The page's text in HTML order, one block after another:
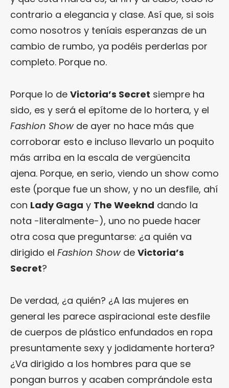
contrario a elegancia y clase. Así que, si sois
como nosotros y teníais esperanzas de un
cambio de rumbo, ya podéis perderlas por
completo. Porque no.
Porque lo de Victoria’s Secret siempre ha
sido, es y será el epítome de lo hortera, y el
Fashion Showde ayer no hace más que
corroborar esto e incluso llevarlo un poquito
más arriba en la escala de vergüencita
ajena. Porque, en serio, viendo un show como
este (porque fue un show, y no un desfile, ahí
con Lady Gaga y The Weeknd dando la
nota -literalmente-), uno no puede hacer
otra cosa que preguntarse: ¿a quién va
dirigido el Fashion Showde Victoria’s
Secret?
De verdad, ¿a quién? ¿A las mujeres en
general les parece aspiracional este desfile
de cuerpos de plástico enfundados en ropa
presuntamente sexy y jodidamente hortera?
¿Va dirigido a los hombres para que se
pongan burros y acaben comprándole esta